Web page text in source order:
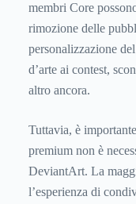
membri Core
rimozione delle
personalizzazione
d’arte ai contest,
altro ancora.
Tuttavia, è
premium non è
DeviantArt. La
l’esperienza di